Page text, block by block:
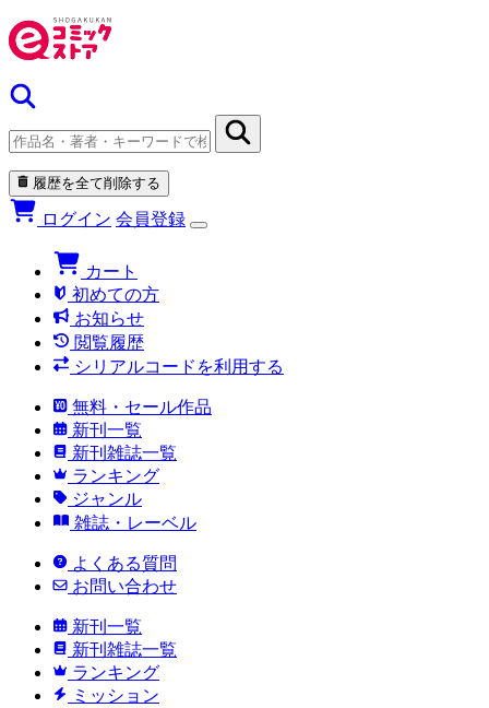
履歴を全て削除する
ログイン 会員登録
カート
初めての方
お知らせ
閲覧履歴
シリアルコードを利用する
無料・セール作品
新刊一覧
新刊雑誌一覧
ランキング
ジャンル
雑誌・レーベル
よくある質問
お問い合わせ
新刊一覧
新刊雑誌一覧
ランキング
ミッション